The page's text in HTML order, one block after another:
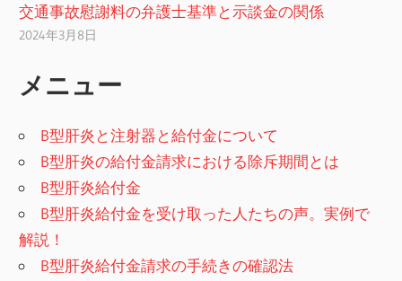
交通事故慰謝料の弁護士基準と示談金の関係
2024年3月8日
メニュー
B型肝炎と注射器と給付金について
B型肝炎の給付金請求における除斥期間とは
B型肝炎給付金
B型肝炎給付金を受け取った人たちの声。実例で
解説！
B型肝炎給付金請求の手続きの確認法